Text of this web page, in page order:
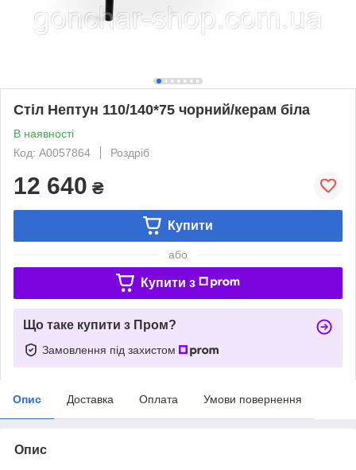
Стіл Нептун 110/140*75 чорний/керам біла
В наявності
Код: А0057864
Роздріб
12 640 ₴
Купити
або
Купити з
Що таке купити з Пром?
Замовлення під захистом
Опис Доставка Оплата Умови повернення
Опис